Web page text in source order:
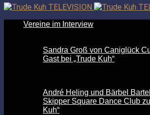
Vereine im Interview
Sandra Groß von Caniglück
Gast bei „Trude Kuh“
André Heling und Bärbel
Skipper Square Dance Club
Kuh“